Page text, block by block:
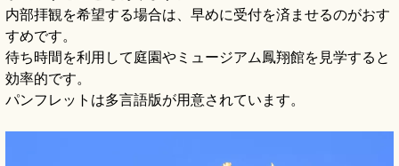
内部拝観を希望する場合は、早めに受付を済ませるのがおす
すめです。
待ち時間を利用して庭園やミュージアム鳳翔館を見学すると
効率的です。
パンフレットは多言語版が用意されています。